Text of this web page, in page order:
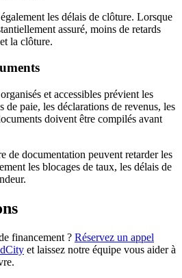
les délais de clôture. Lorsque
assuré, moins de retards
la clôture.
et accessibles prévient les
de paie, les déclarations de revenus, les
doivent être compilés avant
de documentation peuvent retarder les
les blocages de taux, les délais de
financement ? Réservez un appel
et laissez notre équipe vous aider à